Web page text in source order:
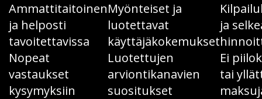
Ammattitaitoinen
ja helposti
tavoitettavissa
Myönteiset ja
luotettavat
käyttäjäkokemukset
ja
Nopeat
vastaukset
kysymyksiin
Luotettujen
arviontikanavien
suositukset
Ei
tai